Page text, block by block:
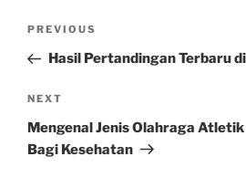
Previous
Post
PREVIOUS
Hasil Pertandingan Terbaru
Next
Post
NEXT
Mengenal Jenis Olahraga
Bagi Kesehatan